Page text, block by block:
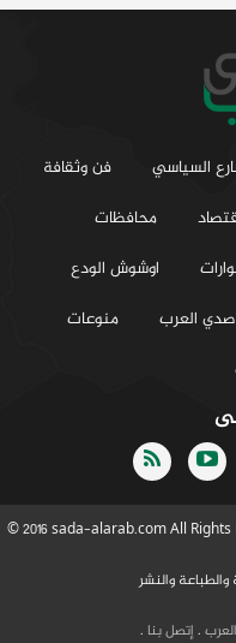
السياسي
فن وثقافة
محافظات
اوشوش الودع
العرب
منوعات
© 2016 sada-alarab.com All Rights
والنشر
.إتصل بنا .